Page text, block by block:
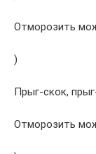
Отморозить
)
Прыг-скок,
Отморозить